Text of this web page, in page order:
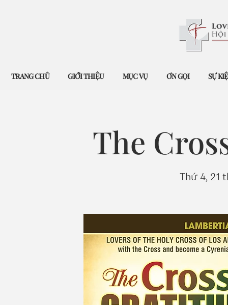
TRANG CHỦ GIỚI THIỆU MỤC VỤ ƠN GỌI SỰ
The
Thứ 4, 21